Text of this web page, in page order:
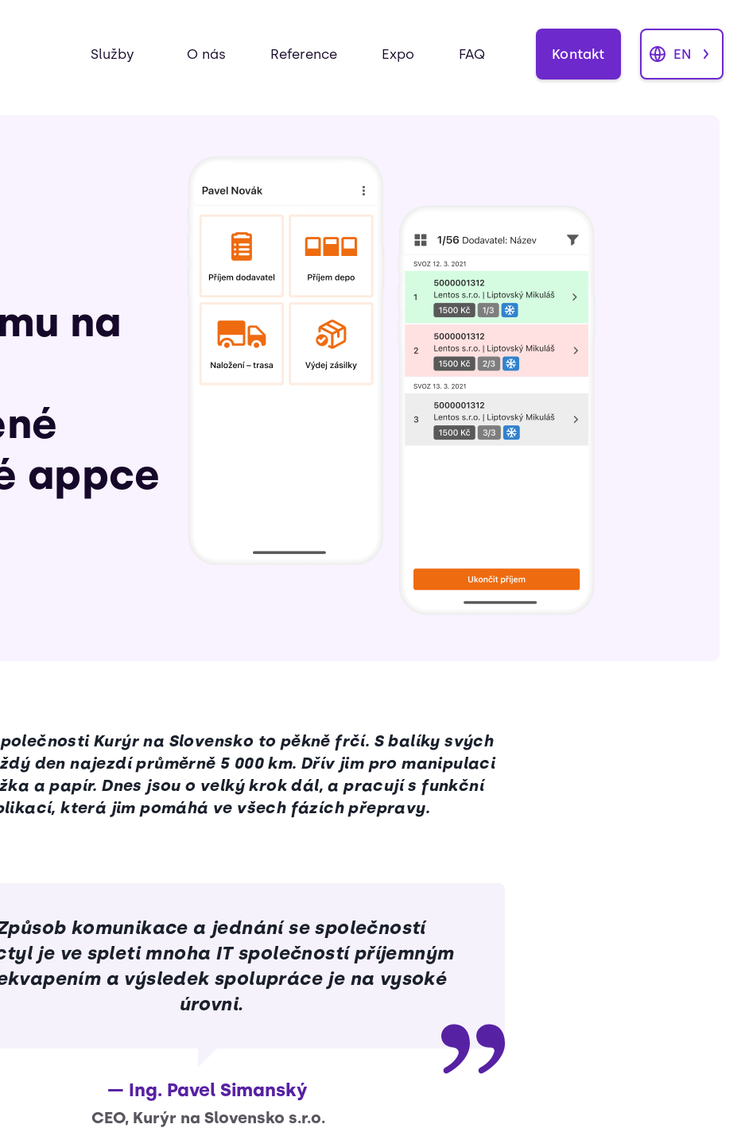
Služby O nás Reference Expo FAQ Kontakt EN
na
appce
Kurýr na Slovensko to pěkně frčí. S balíky svých
den najezdí průměrně 5 000 km. Dřív jim pro manipulaci
a papír. Dnes jsou o velký krok dál, a pracují s funkční
která jim pomáhá ve všech fázích přepravy.
komunikace a jednání se společností
je ve spleti mnoha IT společností příjemným
a výsledek spolupráce je na vysoké
úrovni.
Ing. Pavel Simanský
CEO, Kurýr na Slovensko s.r.o.